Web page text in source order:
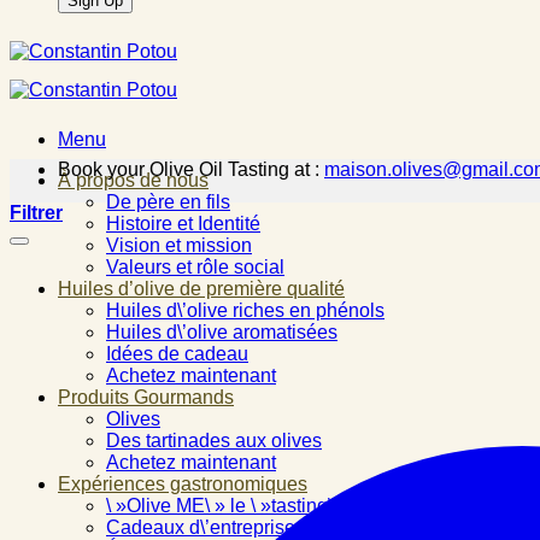
Menu
À propos de nous
De père en fils
Histoire et Identité
Vision et mission
Valeurs et rôle social
Huiles d’olive de première qualité
Huiles d\’olive riches en phénols
Huiles d\’olive aromatisées
Idées de cadeau
Achetez maintenant
Produits Gourmands
Olives
Des tartinades aux olives
Achetez maintenant
Expériences gastronomiques
\ »Olive ME\ » le \ »tasting\ »
Cadeaux d\’entreprise
Book your Olive Oil Tasting at :
Filtrer